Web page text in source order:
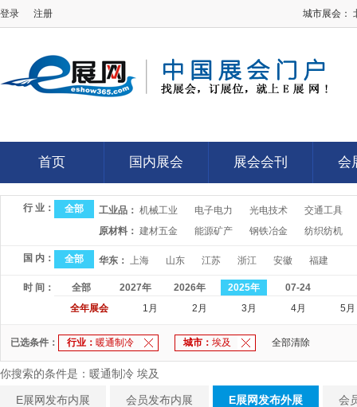
登录 注册 城市展会：
首页
首页
国内展会
国内展会
展会会刊
展会会刊
会
会
行 业： 全部 工业品： 机械工业 电子电力 光电技术
交通工具
原材料： 建材五金 能源矿产 钢铁冶金 纺织纺机
国 内： 全部 华东： 上海 山东 江苏 浙江 安徽 福建
时 间： 全部 2027年 2026年 2025年
07-24
全年展会
1月 2月 3月 4月 5月
已选条件： 行业： 暖通制冷 城市： 埃及 全部清除
你搜索的条件是：暖通制冷 埃及
E展网发布内展 会员发布内展 E展网发布外展 会